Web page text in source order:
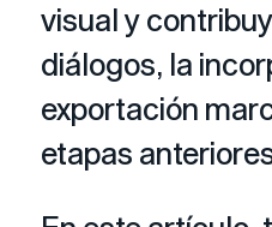
visual y
diálogos, la
exportación
etapas